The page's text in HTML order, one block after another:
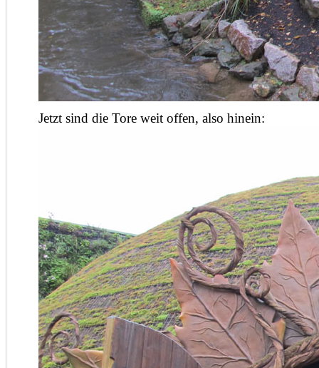
Jetzt sind die Tore weit offen, also hinein: